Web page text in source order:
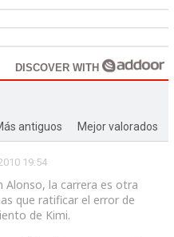
DISCOVER WITH
antiguos Mejor valorados
19:54
Alonso, la carrera es otra
que ratificar el error de
de Kimi.